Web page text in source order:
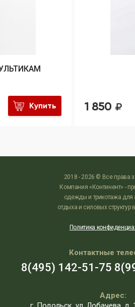
Футболка ПОЛО
1 850
2018 - 2026 © Все права
Компания «Континент» -
одежды и трикотажа для
отдыха и силовых структур
Политика
Контактные
8(495) 142-51-75
Адрес: